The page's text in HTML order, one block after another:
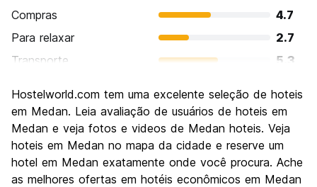
Compras
4.7
Para relaxar
2.7
Transporte
5.3
Cultura
6.0
Festas / vida noturna
4.0
Custo-beneficio
5.3
Hostelworld.com tem uma excelente seleção de hoteis
em Medan. Leia avaliação de usuários de hoteis em
Medan e veja fotos e videos de Medan hoteis. Veja
hoteis em Medan no mapa da cidade e reserve um
hotel em Medan exatamente onde você procura. Ache
as melhores ofertas em hotéis econômicos em Medan